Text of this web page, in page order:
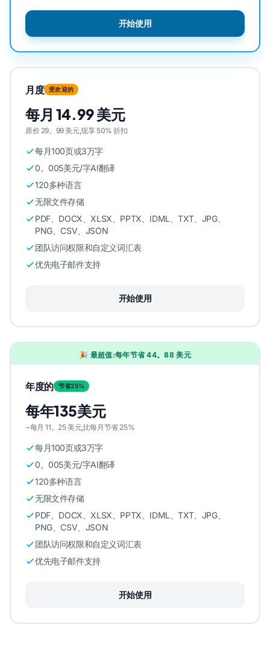
开始使用
月度 受欢迎的
每月 14.99 美元
原价 29。99 美元,现享 50% 折扣
每月100页或3万字
0。005美元/字AI翻译
120多种语言
无限文件存储
PDF、DOCX、XLSX、PPTX、IDML、TXT、JPG、
PNG、CSV、JSON
团队访问权限和自定义词汇表
优先电子邮件支持
开始使用
🎉 最超值:每年节省 44。88 美元
年度的 节省25%
每年135美元
~每月 11。25 美元,比每月节省 25%
每月100页或3万字
0。005美元/字AI翻译
120多种语言
无限文件存储
PDF、DOCX、XLSX、PPTX、IDML、TXT、JPG、
PNG、CSV、JSON
团队访问权限和自定义词汇表
优先电子邮件支持
开始使用